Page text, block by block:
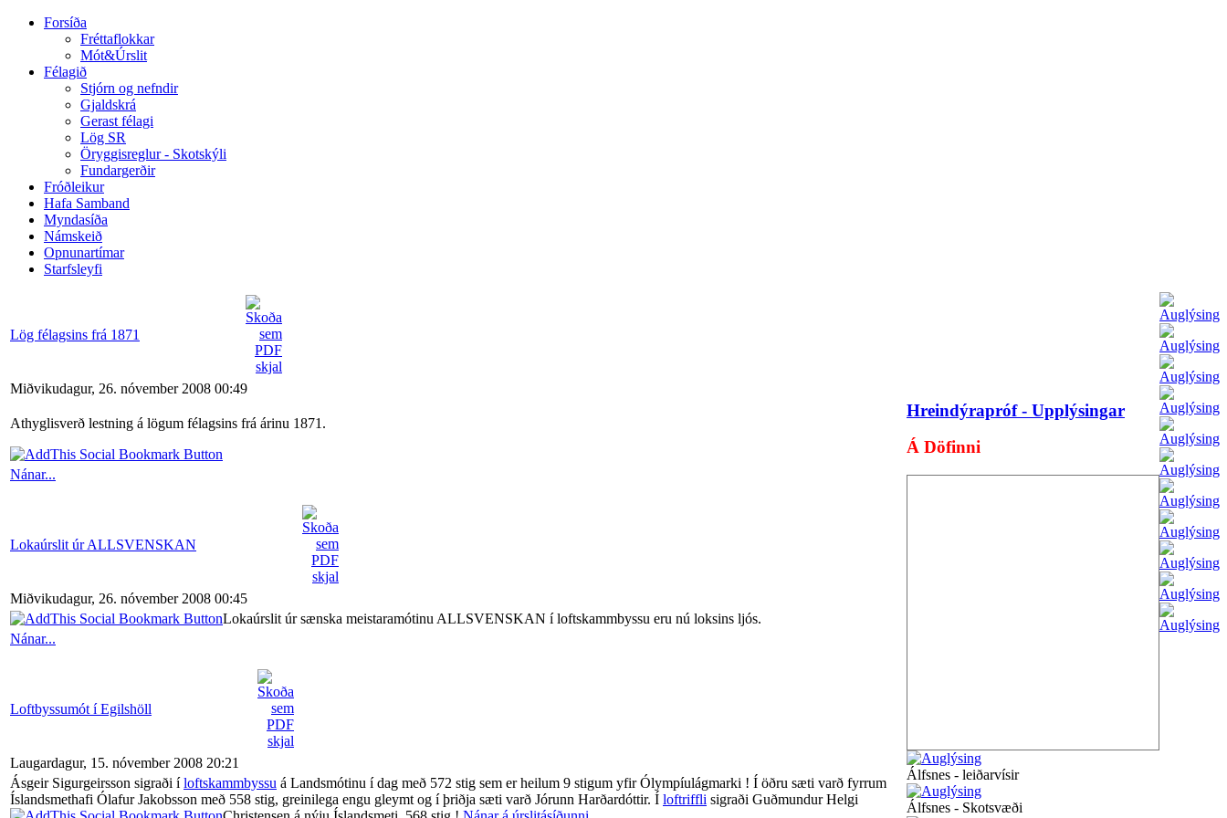
Forsíða
Fréttaflokkar
Mót&Úrslit
Félagið
Stjórn og nefndir
Gjaldskrá
Gerast félagi
Lög SR
Öryggisreglur - Skotskýli
Fundargerðir
Fróðleikur
Hafa Samband
Myndasíða
Námskeið
Opnunartímar
Starfsleyfi
Lög félagsins frá 1871
Miðvikudagur, 26. nóvember 2008 00:49
Athyglisverð lestning á lögum félagsins frá árinu 1871.
Nánar...
Lokaúrslit úr ALLSVENSKAN
Miðvikudagur, 26. nóvember 2008 00:45
Lokaúrslit úr sænska meistaramótinu ALLSVENSKAN í loftskammbyssu eru nú loksins ljós.
Nánar...
Loftbyssumót í Egilshöll
Laugardagur, 15. nóvember 2008 20:21
Ásgeir Sigurgeirsson sigraði íloftskammbyssu á Landsmótinu í dag með 572 stig sem er heilum 9 stigum yfir Ólympíulágmarki ! Í öðru sæti varð fyrrum
Íslandsmethafi Ólafur Jakobsson með 558 stig, greinilega engu gleymt og í þriðja sæti varð Jórunn Harðardóttir. Í loftriffli sigraði Guðmundur Helgi
Hreindýrapróf - Upplýsingar
Á Döfinni
Álfsnes - leiðarvísir
Álfsnes - Skotsvæði